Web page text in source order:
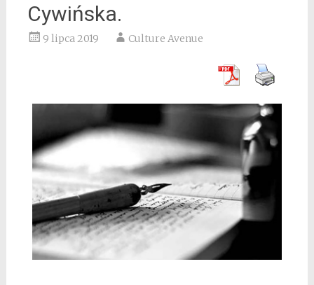
Cywińska.
9 lipca 2019 Culture Avenue